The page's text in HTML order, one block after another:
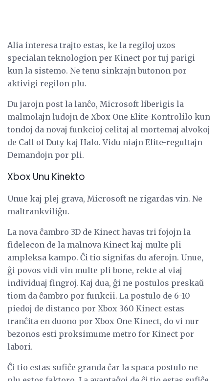
Alia interesa trajto estas, ke la regiloj uzos
specialan teknologion per Kinect por tuj parigi
kun la sistemo. Ne tenu sinkrajn butonon por
aktivigi regilon plu.
Du jarojn post la lanĉo, Microsoft liberigis la
malmolajn ludojn de Xbox One Elite-Kontrolilo kun
tondoj da novaj funkcioj celitaj al mortemaj alvokoj
de Call of Duty kaj Halo. Vidu niajn Elite-regultajn
Demandojn por pli.
Xbox Unu Kinekto
Unue kaj plej grava, Microsoft ne rigardas vin. Ne
maltrankviliĝu.
La nova ĉambro 3D de Kinect havas tri fojojn la
fidelecon de la malnova Kinect kaj multe pli
ampleksa kampo. Ĉi tio signifas du aferojn. Unue,
ĝi povos vidi vin multe pli bone, rekte al viaj
individuaj fingroj. Kaj dua, ĝi ne postulos preskaŭ
tiom da ĉambro por funkcii. La postulo de 6-10
piedoj de distanco por Xbox 360 Kinect estas
tranĉita en duono por Xbox One Kinect, do vi nur
bezonos esti proksimume metro for Kinect por
labori.
Ĉi tio estas sufiĉe granda ĉar la spaca postulo ne